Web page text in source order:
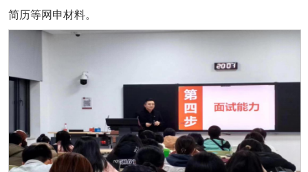
简历等网申材料。